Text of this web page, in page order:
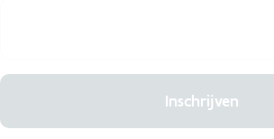
Inschrijven